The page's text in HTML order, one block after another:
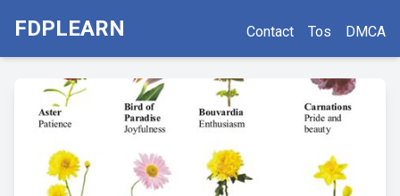
FDPLEARN Contact Tos DMCA